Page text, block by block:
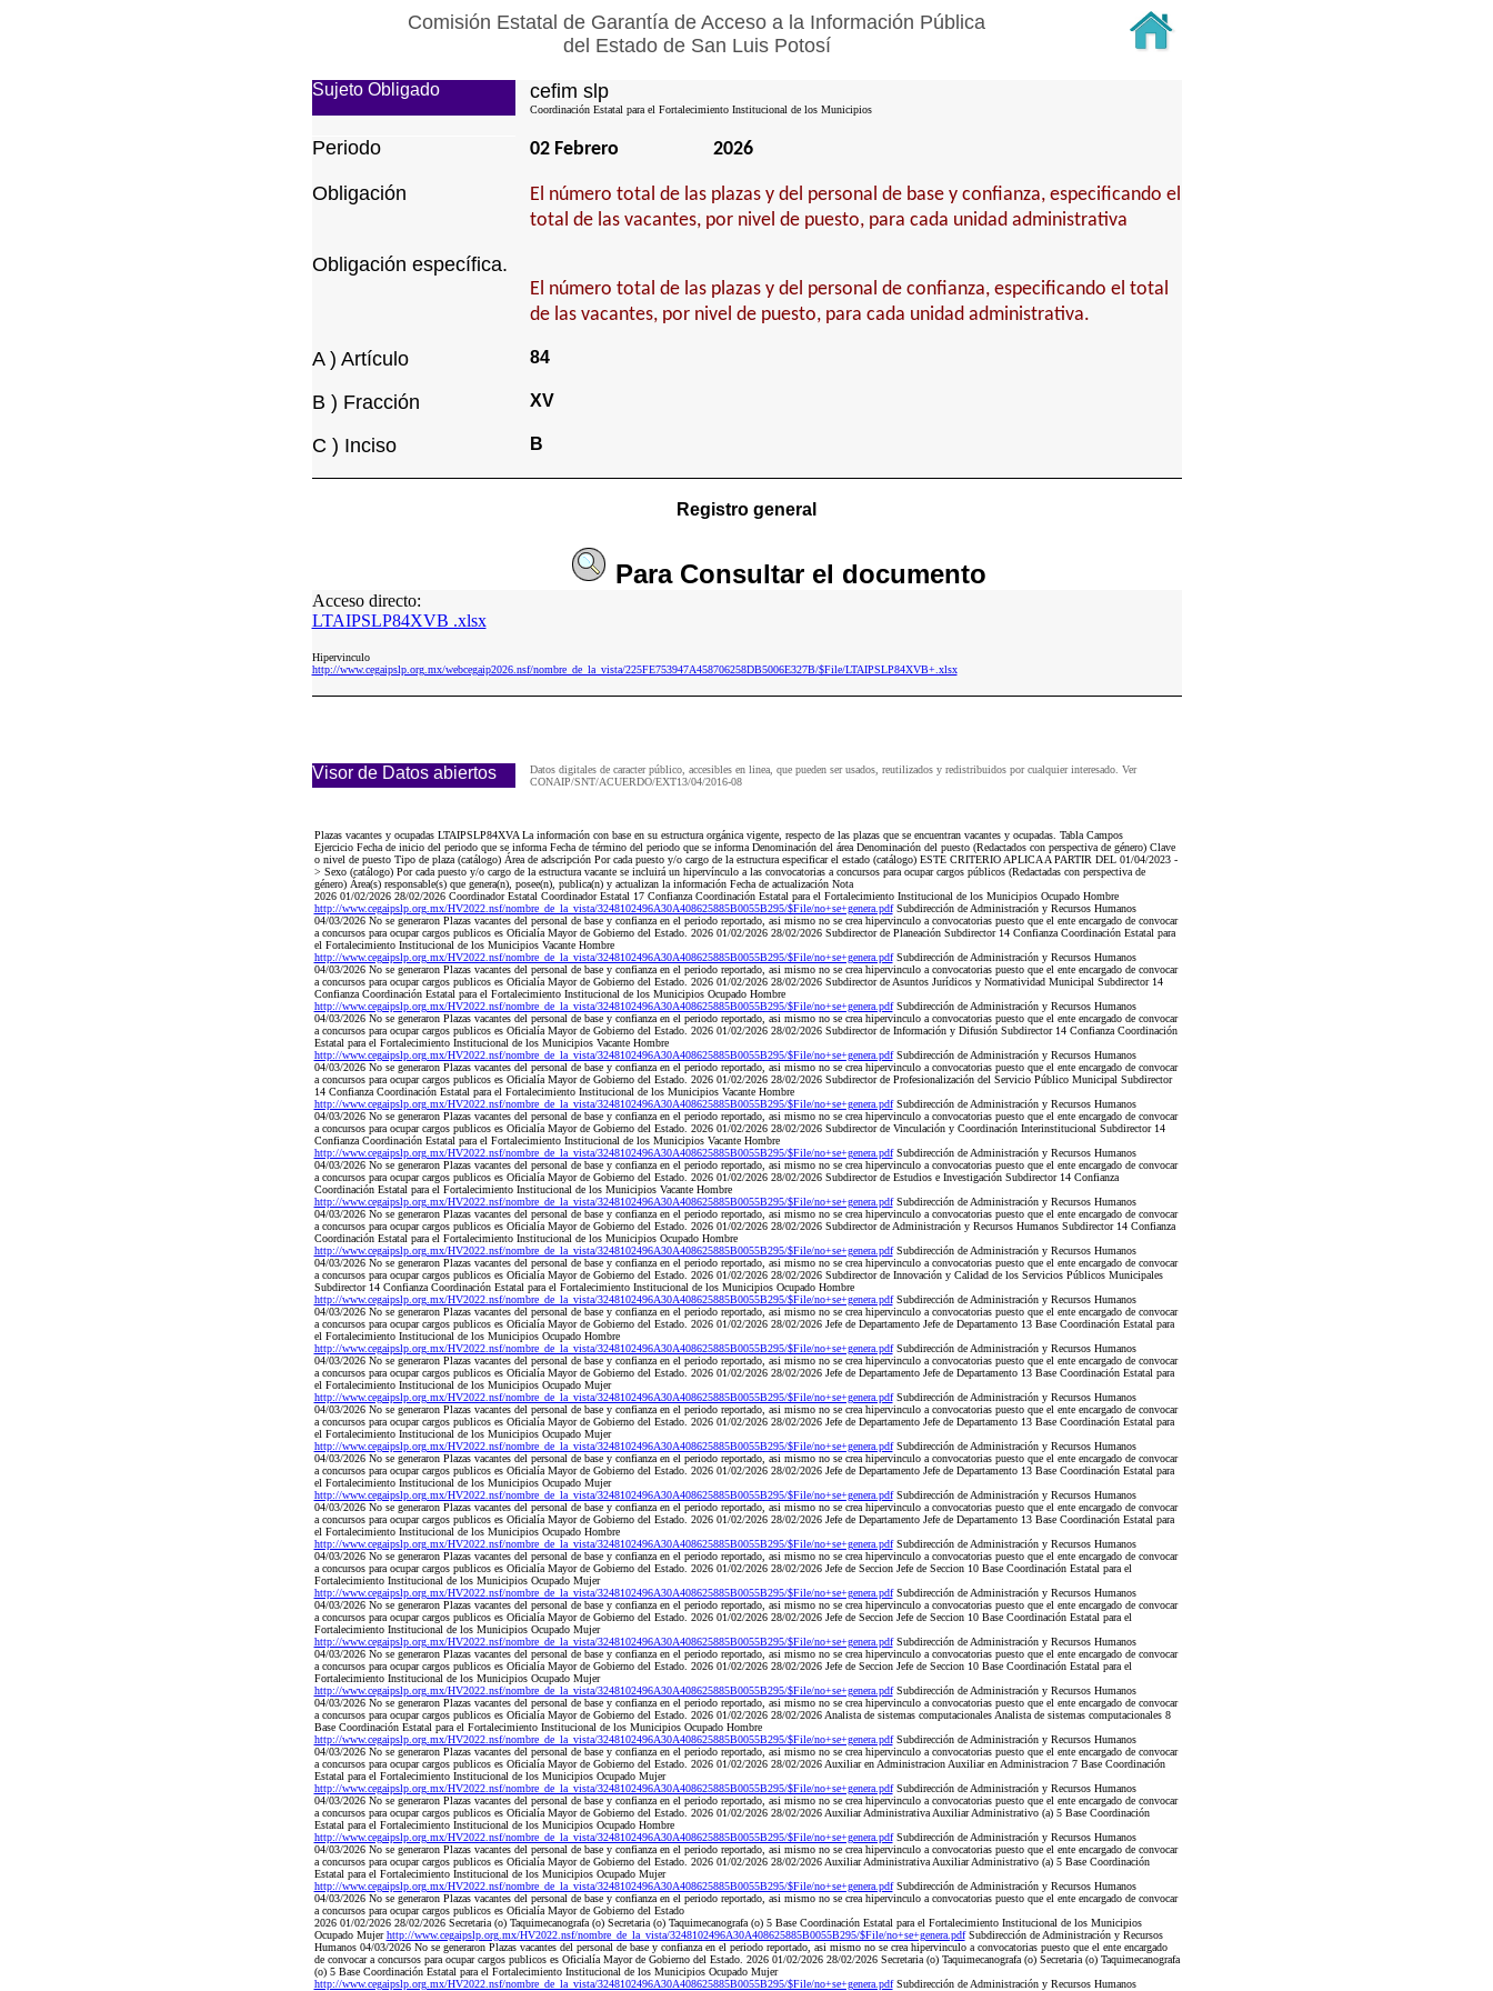
Comisión Estatal de Garantía de Acceso a la Información Pública
del Estado de San Luis Potosí
Sujeto Obligado cefim slp
Coordinación Estatal para el Fortalecimiento Institucional de los Municipios
Periodo 02 Febrero 2026
Obligación
El número total de las plazas y del personal de base y confianza, especificando el
total de las vacantes, por nivel de puesto, para cada unidad administrativa
Obligación específica.
El número total de las plazas y del personal de confianza, especificando el total
de las vacantes, por nivel de puesto, para cada unidad administrativa.
A ) Artículo 84
B ) Fracción XV
C ) Inciso B
Registro general
Para Consultarel documento
Acceso directo:
LTAIPSLP84XVB .xlsx
Hipervinculo
http://www.cegaipslp.org.mx/webcegaip2026.nsf/nombre_de_la_vista/225FE753947A458706258DB5006E327B/$File/LTAIPSLP84XVB+.xlsx
Visor de Datos abiertos
Datos digitales de caracter público, accesibles en linea, que pueden ser usados, reutilizados y redistribuidos por cualquier interesado. Ver
CONAIP/SNT/ACUERDO/EXT13/04/2016-08
Plazas vacantes y ocupadas LTAIPSLP84XVA La información con base en su estructura orgánica vigente, respecto de las plazas que se encuentran vacantes y ocupadas. Tabla Campos
Ejercicio Fecha de inicio del periodo que se informa Fecha de término del periodo que se informa Denominación del área Denominación del puesto (Redactados con perspectiva de género) Clave
o nivel de puesto Tipo de plaza (catálogo) Área de adscripción Por cada puesto y/o cargo de la estructura especificar el estado (catálogo) ESTE CRITERIO APLICA A PARTIR DEL 01/04/2023 -
> Sexo (catálogo) Por cada puesto y/o cargo de la estructura vacante se incluirá un hipervínculo a las convocatorias a concursos para ocupar cargos públicos (Redactadas con perspectiva de
género) Área(s) responsable(s) que genera(n), posee(n), publica(n) y actualizan la información Fecha de actualización Nota
2026 01/02/2026 28/02/2026 Coordinador Estatal Coordinador Estatal 17 Confianza Coordinación Estatal para el Fortalecimiento Institucional de los Municipios Ocupado Hombre
http://www.cegaipslp.org.mx/HV2022.nsf/nombre_de_la_vista/3248102496A30A408625885B0055B295/$File/no+se+genera.pdfSubdirección de Administración y Recursos Humanos
04/03/2026 No se generaron Plazas vacantes del personal de base y confianza en el periodo reportado, asi mismo no se crea hipervinculo a convocatorias puesto que el ente encargado de convocar
a concursos para ocupar cargos publicos es Oficialía Mayor de Gobierno del Estado. 2026 01/02/2026 28/02/2026 Subdirector de Planeación Subdirector 14 Confianza Coordinación Estatal para
el Fortalecimiento Institucional de los Municipios Vacante Hombre
http://www.cegaipslp.org.mx/HV2022.nsf/nombre_de_la_vista/3248102496A30A408625885B0055B295/$File/no+se+genera.pdfSubdirección de Administración y Recursos Humanos
04/03/2026 No se generaron Plazas vacantes del personal de base y confianza en el periodo reportado, asi mismo no se crea hipervinculo a convocatorias puesto que el ente encargado de convocar
a concursos para ocupar cargos publicos es Oficialía Mayor de Gobierno del Estado. 2026 01/02/2026 28/02/2026 Subdirector de Asuntos Jurídicos y Normatividad Municipal Subdirector 14
Confianza Coordinación Estatal para el Fortalecimiento Institucional de los Municipios Ocupado Hombre
http://www.cegaipslp.org.mx/HV2022.nsf/nombre_de_la_vista/3248102496A30A408625885B0055B295/$File/no+se+genera.pdfSubdirección de Administración y Recursos Humanos
04/03/2026 No se generaron Plazas vacantes del personal de base y confianza en el periodo reportado, asi mismo no se crea hipervinculo a convocatorias puesto que el ente encargado de convocar
a concursos para ocupar cargos publicos es Oficialía Mayor de Gobierno del Estado. 2026 01/02/2026 28/02/2026 Subdirector de Información y Difusión Subdirector 14 Confianza Coordinación
Estatal para el Fortalecimiento Institucional de los Municipios Vacante Hombre
http://www.cegaipslp.org.mx/HV2022.nsf/nombre_de_la_vista/3248102496A30A408625885B0055B295/$File/no+se+genera.pdfSubdirección de Administración y Recursos Humanos
04/03/2026 No se generaron Plazas vacantes del personal de base y confianza en el periodo reportado, asi mismo no se crea hipervinculo a convocatorias puesto que el ente encargado de convocar
a concursos para ocupar cargos publicos es Oficialía Mayor de Gobierno del Estado. 2026 01/02/2026 28/02/2026 Subdirector de Profesionalización del Servicio Público Municipal Subdirector
14 Confianza Coordinación Estatal para el Fortalecimiento Institucional de los Municipios Vacante Hombre
http://www.cegaipslp.org.mx/HV2022.nsf/nombre_de_la_vista/3248102496A30A408625885B0055B295/$File/no+se+genera.pdfSubdirección de Administración y Recursos Humanos
04/03/2026 No se generaron Plazas vacantes del personal de base y confianza en el periodo reportado, asi mismo no se crea hipervinculo a convocatorias puesto que el ente encargado de convocar
a concursos para ocupar cargos publicos es Oficialía Mayor de Gobierno del Estado. 2026 01/02/2026 28/02/2026 Subdirector de Vinculación y Coordinación Interinstitucional Subdirector 14
Confianza Coordinación Estatal para el Fortalecimiento Institucional de los Municipios Vacante Hombre
http://www.cegaipslp.org.mx/HV2022.nsf/nombre_de_la_vista/3248102496A30A408625885B0055B295/$File/no+se+genera.pdfSubdirección de Administración y Recursos Humanos
04/03/2026 No se generaron Plazas vacantes del personal de base y confianza en el periodo reportado, asi mismo no se crea hipervinculo a convocatorias puesto que el ente encargado de convocar
a concursos para ocupar cargos publicos es Oficialía Mayor de Gobierno del Estado. 2026 01/02/2026 28/02/2026 Subdirector de Estudios e Investigación Subdirector 14 Confianza
Coordinación Estatal para el Fortalecimiento Institucional de los Municipios Vacante Hombre
http://www.cegaipslp.org.mx/HV2022.nsf/nombre_de_la_vista/3248102496A30A408625885B0055B295/$File/no+se+genera.pdfSubdirección de Administración y Recursos Humanos
04/03/2026 No se generaron Plazas vacantes del personal de base y confianza en el periodo reportado, asi mismo no se crea hipervinculo a convocatorias puesto que el ente encargado de convocar
a concursos para ocupar cargos publicos es Oficialía Mayor de Gobierno del Estado. 2026 01/02/2026 28/02/2026 Subdirector de Administración y Recursos Humanos Subdirector 14 Confianza
Coordinación Estatal para el Fortalecimiento Institucional de los Municipios Ocupado Hombre
http://www.cegaipslp.org.mx/HV2022.nsf/nombre_de_la_vista/3248102496A30A408625885B0055B295/$File/no+se+genera.pdfSubdirección de Administración y Recursos Humanos
04/03/2026 No se generaron Plazas vacantes del personal de base y confianza en el periodo reportado, asi mismo no se crea hipervinculo a convocatorias puesto que el ente encargado de convocar
a concursos para ocupar cargos publicos es Oficialía Mayor de Gobierno del Estado. 2026 01/02/2026 28/02/2026 Subdirector de Innovación y Calidad de los Servicios Públicos Municipales
Subdirector 14 Confianza Coordinación Estatal para el Fortalecimiento Institucional de los Municipios Ocupado Hombre
http://www.cegaipslp.org.mx/HV2022.nsf/nombre_de_la_vista/3248102496A30A408625885B0055B295/$File/no+se+genera.pdfSubdirección de Administración y Recursos Humanos
04/03/2026 No se generaron Plazas vacantes del personal de base y confianza en el periodo reportado, asi mismo no se crea hipervinculo a convocatorias puesto que el ente encargado de convocar
a concursos para ocupar cargos publicos es Oficialía Mayor de Gobierno del Estado. 2026 01/02/2026 28/02/2026 Jefe de Departamento Jefe de Departamento 13 Base Coordinación Estatal para
el Fortalecimiento Institucional de los Municipios Ocupado Hombre
http://www.cegaipslp.org.mx/HV2022.nsf/nombre_de_la_vista/3248102496A30A408625885B0055B295/$File/no+se+genera.pdfSubdirección de Administración y Recursos Humanos
04/03/2026 No se generaron Plazas vacantes del personal de base y confianza en el periodo reportado, asi mismo no se crea hipervinculo a convocatorias puesto que el ente encargado de convocar
a concursos para ocupar cargos publicos es Oficialía Mayor de Gobierno del Estado. 2026 01/02/2026 28/02/2026 Jefe de Departamento Jefe de Departamento 13 Base Coordinación Estatal para
el Fortalecimiento Institucional de los Municipios Ocupado Mujer
http://www.cegaipslp.org.mx/HV2022.nsf/nombre_de_la_vista/3248102496A30A408625885B0055B295/$File/no+se+genera.pdfSubdirección de Administración y Recursos Humanos
04/03/2026 No se generaron Plazas vacantes del personal de base y confianza en el periodo reportado, asi mismo no se crea hipervinculo a convocatorias puesto que el ente encargado de convocar
a concursos para ocupar cargos publicos es Oficialía Mayor de Gobierno del Estado. 2026 01/02/2026 28/02/2026 Jefe de Departamento Jefe de Departamento 13 Base Coordinación Estatal para
el Fortalecimiento Institucional de los Municipios Ocupado Mujer
http://www.cegaipslp.org.mx/HV2022.nsf/nombre_de_la_vista/3248102496A30A408625885B0055B295/$File/no+se+genera.pdfSubdirección de Administración y Recursos Humanos
04/03/2026 No se generaron Plazas vacantes del personal de base y confianza en el periodo reportado, asi mismo no se crea hipervinculo a convocatorias puesto que el ente encargado de convocar
a concursos para ocupar cargos publicos es Oficialía Mayor de Gobierno del Estado. 2026 01/02/2026 28/02/2026 Jefe de Departamento Jefe de Departamento 13 Base Coordinación Estatal para
el Fortalecimiento Institucional de los Municipios Ocupado Mujer
http://www.cegaipslp.org.mx/HV2022.nsf/nombre_de_la_vista/3248102496A30A408625885B0055B295/$File/no+se+genera.pdfSubdirección de Administración y Recursos Humanos
04/03/2026 No se generaron Plazas vacantes del personal de base y confianza en el periodo reportado, asi mismo no se crea hipervinculo a convocatorias puesto que el ente encargado de convocar
a concursos para ocupar cargos publicos es Oficialía Mayor de Gobierno del Estado. 2026 01/02/2026 28/02/2026 Jefe de Departamento Jefe de Departamento 13 Base Coordinación Estatal para
el Fortalecimiento Institucional de los Municipios Ocupado Hombre
http://www.cegaipslp.org.mx/HV2022.nsf/nombre_de_la_vista/3248102496A30A408625885B0055B295/$File/no+se+genera.pdfSubdirección de Administración y Recursos Humanos
04/03/2026 No se generaron Plazas vacantes del personal de base y confianza en el periodo reportado, asi mismo no se crea hipervinculo a convocatorias puesto que el ente encargado de convocar
a concursos para ocupar cargos publicos es Oficialía Mayor de Gobierno del Estado. 2026 01/02/2026 28/02/2026 Jefe de Seccion Jefe de Seccion 10 Base Coordinación Estatal para el
Fortalecimiento Institucional de los Municipios Ocupado Mujer
http://www.cegaipslp.org.mx/HV2022.nsf/nombre_de_la_vista/3248102496A30A408625885B0055B295/$File/no+se+genera.pdfSubdirección de Administración y Recursos Humanos
04/03/2026 No se generaron Plazas vacantes del personal de base y confianza en el periodo reportado, asi mismo no se crea hipervinculo a convocatorias puesto que el ente encargado de convocar
a concursos para ocupar cargos publicos es Oficialía Mayor de Gobierno del Estado. 2026 01/02/2026 28/02/2026 Jefe de Seccion Jefe de Seccion 10 Base Coordinación Estatal para el
Fortalecimiento Institucional de los Municipios Ocupado Mujer
http://www.cegaipslp.org.mx/HV2022.nsf/nombre_de_la_vista/3248102496A30A408625885B0055B295/$File/no+se+genera.pdfSubdirección de Administración y Recursos Humanos
04/03/2026 No se generaron Plazas vacantes del personal de base y confianza en el periodo reportado, asi mismo no se crea hipervinculo a convocatorias puesto que el ente encargado de convocar
a concursos para ocupar cargos publicos es Oficialía Mayor de Gobierno del Estado. 2026 01/02/2026 28/02/2026 Jefe de Seccion Jefe de Seccion 10 Base Coordinación Estatal para el
Fortalecimiento Institucional de los Municipios Ocupado Mujer
http://www.cegaipslp.org.mx/HV2022.nsf/nombre_de_la_vista/3248102496A30A408625885B0055B295/$File/no+se+genera.pdfSubdirección de Administración y Recursos Humanos
04/03/2026 No se generaron Plazas vacantes del personal de base y confianza en el periodo reportado, asi mismo no se crea hipervinculo a convocatorias puesto que el ente encargado de convocar
a concursos para ocupar cargos publicos es Oficialía Mayor de Gobierno del Estado. 2026 01/02/2026 28/02/2026 Analista de sistemas computacionales Analista de sistemas computacionales 8
Base Coordinación Estatal para el Fortalecimiento Institucional de los Municipios Ocupado Hombre
http://www.cegaipslp.org.mx/HV2022.nsf/nombre_de_la_vista/3248102496A30A408625885B0055B295/$File/no+se+genera.pdfSubdirección de Administración y Recursos Humanos
04/03/2026 No se generaron Plazas vacantes del personal de base y confianza en el periodo reportado, asi mismo no se crea hipervinculo a convocatorias puesto que el ente encargado de convocar
a concursos para ocupar cargos publicos es Oficialía Mayor de Gobierno del Estado. 2026 01/02/2026 28/02/2026 Auxiliar en Administracion Auxiliar en Administracion 7 Base Coordinación
Estatal para el Fortalecimiento Institucional de los Municipios Ocupado Mujer
http://www.cegaipslp.org.mx/HV2022.nsf/nombre_de_la_vista/3248102496A30A408625885B0055B295/$File/no+se+genera.pdfSubdirección de Administración y Recursos Humanos
04/03/2026 No se generaron Plazas vacantes del personal de base y confianza en el periodo reportado, asi mismo no se crea hipervinculo a convocatorias puesto que el ente encargado de convocar
a concursos para ocupar cargos publicos es Oficialía Mayor de Gobierno del Estado. 2026 01/02/2026 28/02/2026 Auxiliar Administrativa Auxiliar Administrativo (a) 5 Base Coordinación
Estatal para el Fortalecimiento Institucional de los Municipios Ocupado Hombre
http://www.cegaipslp.org.mx/HV2022.nsf/nombre_de_la_vista/3248102496A30A408625885B0055B295/$File/no+se+genera.pdfSubdirección de Administración y Recursos Humanos
04/03/2026 No se generaron Plazas vacantes del personal de base y confianza en el periodo reportado, asi mismo no se crea hipervinculo a convocatorias puesto que el ente encargado de convocar
a concursos para ocupar cargos publicos es Oficialía Mayor de Gobierno del Estado. 2026 01/02/2026 28/02/2026 Auxiliar Administrativa Auxiliar Administrativo (a) 5 Base Coordinación
Estatal para el Fortalecimiento Institucional de los Municipios Ocupado Mujer
http://www.cegaipslp.org.mx/HV2022.nsf/nombre_de_la_vista/3248102496A30A408625885B0055B295/$File/no+se+genera.pdfSubdirección de Administración y Recursos Humanos
04/03/2026 No se generaron Plazas vacantes del personal de base y confianza en el periodo reportado, asi mismo no se crea hipervinculo a convocatorias puesto que el ente encargado de convocar
a concursos para ocupar cargos publicos es Oficialía Mayor de Gobierno del Estado
2026 01/02/2026 28/02/2026 Secretaria (o) Taquimecanografa (o) Secretaria (o) Taquimecanografa (o) 5 Base Coordinación Estatal para el Fortalecimiento Institucional de los Municipios
Ocupado Mujerhttp://www.cegaipslp.org.mx/HV2022.nsf/nombre_de_la_vista/3248102496A30A408625885B0055B295/$File/no+se+genera.pdfSubdirección de Administración y Recursos
Humanos 04/03/2026 No se generaron Plazas vacantes del personal de base y confianza en el periodo reportado, asi mismo no se crea hipervinculo a convocatorias puesto que el ente encargado
de convocar a concursos para ocupar cargos publicos es Oficialía Mayor de Gobierno del Estado. 2026 01/02/2026 28/02/2026 Secretaria (o) Taquimecanografa (o) Secretaria (o) Taquimecanografa
(o) 5 Base Coordinación Estatal para el Fortalecimiento Institucional de los Municipios Ocupado Mujer
http://www.cegaipslp.org.mx/HV2022.nsf/nombre_de_la_vista/3248102496A30A408625885B0055B295/$File/no+se+genera.pdfSubdirección de Administración y Recursos Humanos